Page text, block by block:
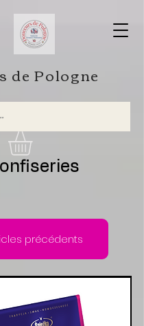
de Pologne
précédents